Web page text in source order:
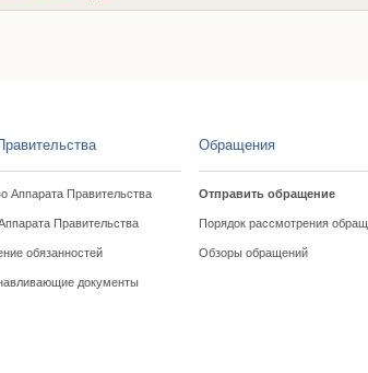
Аппарата Правительства
Правительства
обязанностей
документы
Обращения
Отправить обращение
Порядок рассмотрения
Обзоры обращений